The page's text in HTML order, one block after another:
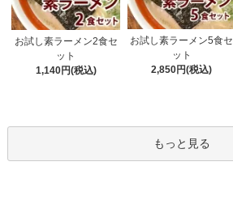
お試し素ラーメン2食セ
ット
1,140円(税込)
お試し素ラーメン5食セ
ット
2,850円(税込)
もっと見る